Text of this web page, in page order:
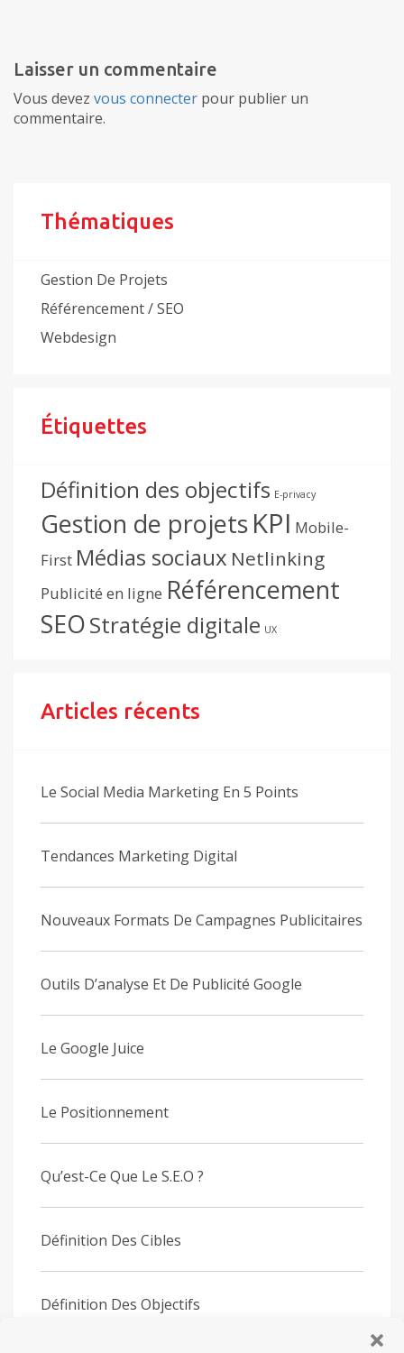
Laisser un commentaire
Vous devez vous connecter pour publier un
commentaire.
Thématiques
Gestion De Projets
Référencement / SEO
Webdesign
Étiquettes
Définition des objectifs E-privacy
Gestion de projetsKPI Mobile-
First Médias sociaux Netlinking
Publicité en ligne Référencement
SEOStratégie digitale UX
Articles récents
Le Social Media Marketing En 5 Points
Tendances Marketing Digital
Nouveaux Formats De Campagnes Publicitaires
Outils D’analyse Et De Publicité Google
Le Google Juice
Le Positionnement
Qu’est-Ce Que Le S.E.O ?
Définition Des Cibles
Définition Des Objectifs